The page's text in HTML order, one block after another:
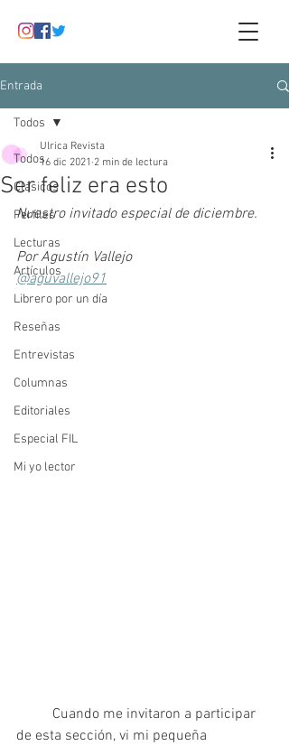
Entrada
Todos
Clásicos
Perfiles
Lecturas
Artículos
Librero por un día
Reseñas
Entrevistas
Columnas
Editoriales
Especial FIL
Mi yo lector
Todos
Ser feliz era esto
Ulrica Revista
16 dic 2021 2 min de lectura
Nuestro invitado especial de diciembre.
Por Agustín Vallejo
@aguvallejo91
de esta sección, vi mi pequeña